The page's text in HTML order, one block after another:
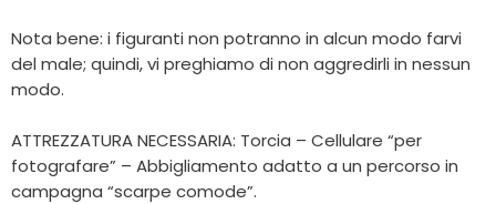
Nota bene: i figuranti non potranno in alcun modo farvi
del male; quindi, vi preghiamo di non aggredirli in nessun
modo.
ATTREZZATURA NECESSARIA: Torcia – Cellulare “per
fotografare” – Abbigliamento adatto a un percorso in
campagna “scarpe comode”.